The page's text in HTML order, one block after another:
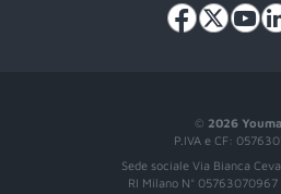
© 2026
P.IVA e CF:
Sede sociale Via Bianca
RI Milano N° 05763070967